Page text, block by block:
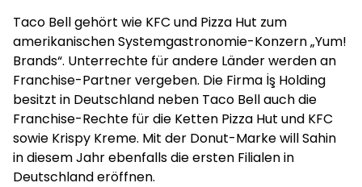
Taco Bell gehört wie KFC und Pizza Hut zum
amerikanischen Systemgastronomie-Konzern „Yum!
Brands“. Unterrechte für andere Länder werden an
Franchise-Partner vergeben. Die Firma İş Holding
besitzt in Deutschland neben Taco Bell auch die
Franchise-Rechte für die Ketten Pizza Hut und KFC
sowie Krispy Kreme. Mit der Donut-Marke will Sahin
in diesem Jahr ebenfalls die ersten Filialen in
Deutschland eröffnen.